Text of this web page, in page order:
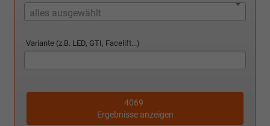
alles ausgewählt
Variante (z.B. LED, GTI, Facelift...)
4069
Ergebnisse anzeigen